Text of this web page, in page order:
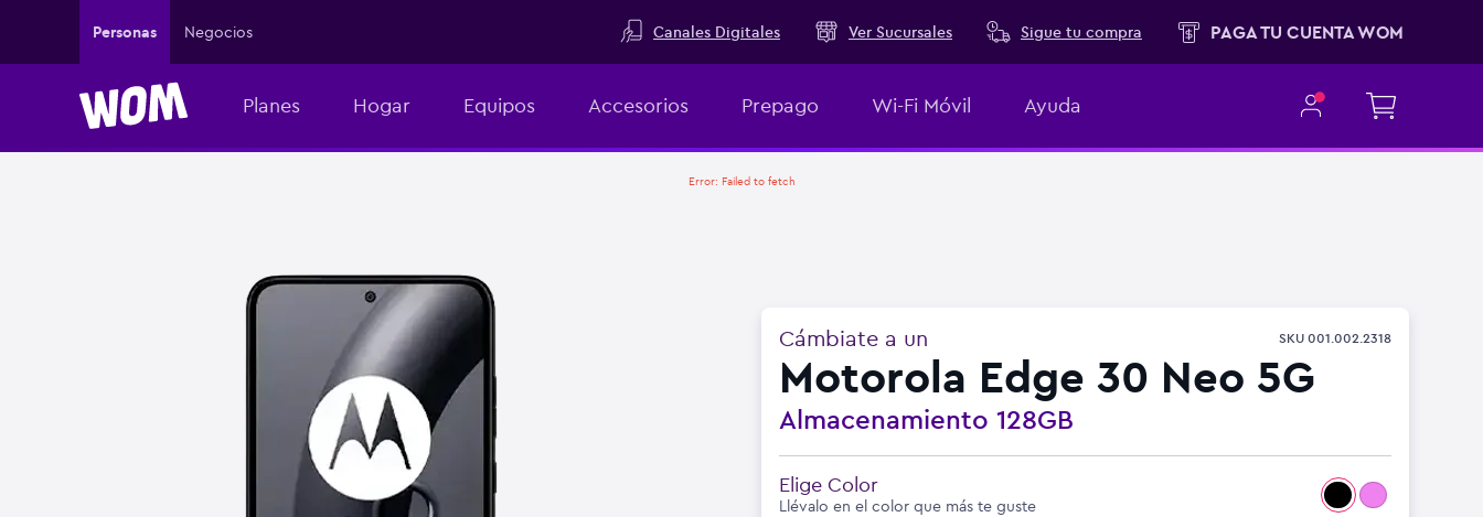
Personas Negocios Canales Digitales Ver Sucursales Sigue tu compra PAGA TU CUENTA WOM
Planes Hogar Equipos Accesorios Prepago Wi-Fi Móvil Ayuda
Error: Failed to fetch
Cámbiate a un SKU 001.002.2318
Motorola Edge 30 Neo 5G
Almacenamiento 128GB
Elige Color
Llévalo en el color que más te guste